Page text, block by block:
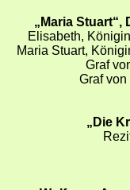
„Maria Stuart“,
Elisabeth,
Maria Stuart,
Graf
Graf
„Die